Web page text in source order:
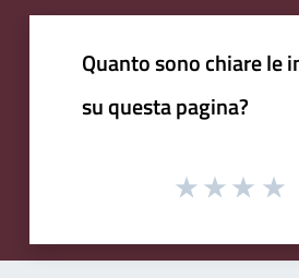
Quanto sono chiare le
su questa pagina?